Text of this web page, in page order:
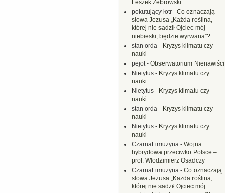
Leszek Żebrowski
pokutujący łotr - Co oznaczają
słowa Jezusa „Każda roślina,
której nie sadził Ojciec mój
niebieski, będzie wyrwana”?
stan orda - Kryzys klimatu czy
nauki
pejot- Obserwatorium Nienawiści
Nietytus - Kryzys klimatu czy
nauki
Nietytus - Kryzys klimatu czy
nauki
stan orda - Kryzys klimatu czy
nauki
Nietytus - Kryzys klimatu czy
nauki
CzarnaLimuzyna - Wojna
hybrydowa przeciwko Polsce –
prof. Włodzimierz Osadczy
CzarnaLimuzyna - Co oznaczają
słowa Jezusa „Każda roślina,
której nie sadził Ojciec mój